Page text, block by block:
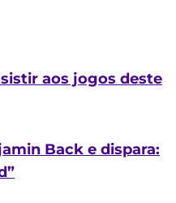
aos jogos deste
Back e dispara: